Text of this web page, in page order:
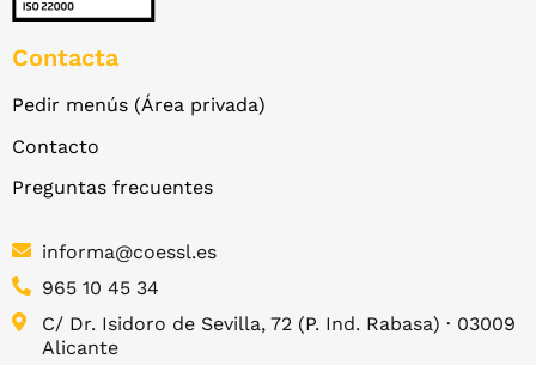
Contacta
Pedir menús (Área privada)
Contacto
Preguntas frecuentes
informa@coessl.es
965 10 45 34
C/ Dr. Isidoro de Sevilla, 72 (P. Ind. Rabasa) · 03009
Alicante